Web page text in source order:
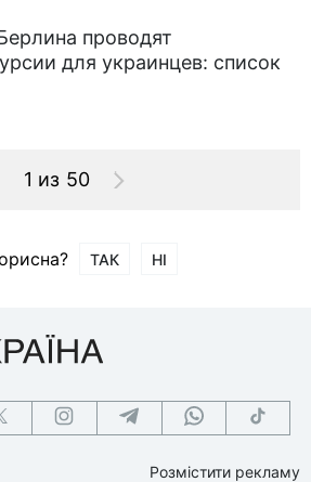
проводят
для украинцев: список
1 из 50
ТАК НІ
Розмістити рекламу